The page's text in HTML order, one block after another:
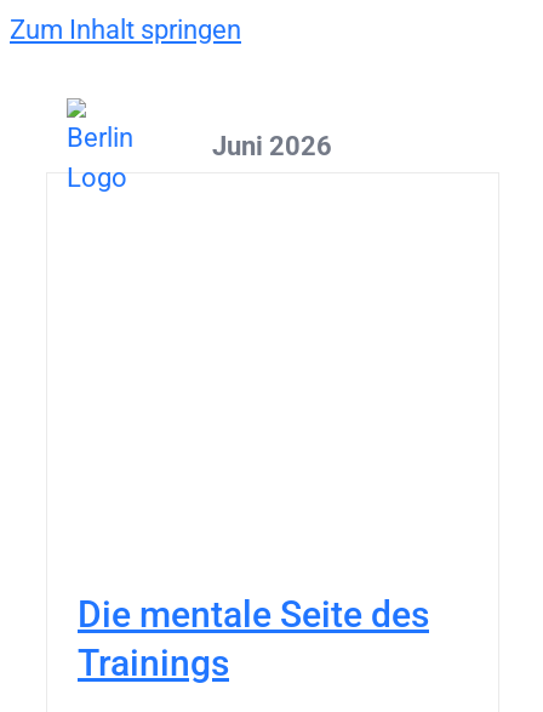
Zum Inhalt springen
Juni 2026
Die mentale Seite des
Trainings